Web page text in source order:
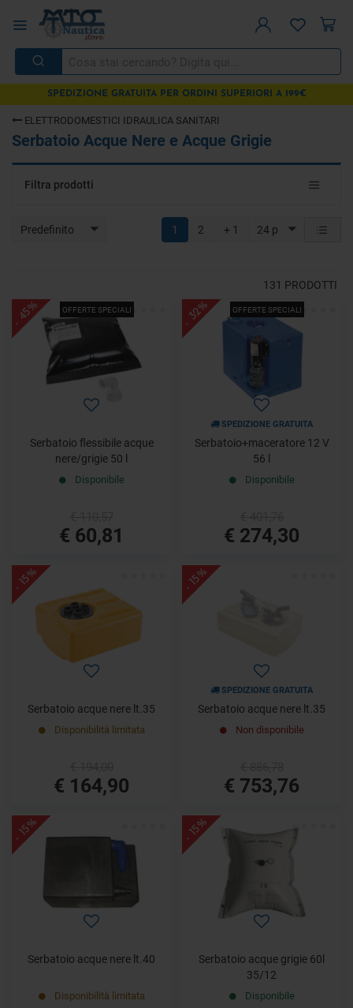
SPEDIZIONE GRATUITA PER ORDINI SUPERIORI A 199€
ELETTRODOMESTICI IDRAULICA SANITARI
Serbatoio Acque Nere e Acque Grigie
Toggle
Filtra prodotti
Predefinito 24 p
1 2 + 1
131 PRODOTTI
OFFERTE SPECIALI
- 45%
Serbatoio flessibile acque
nere/grigie 50 l
Disponibile
€ 60,81
OFFERTE SPECIALI
- 32%
SPEDIZIONE GRATUITA
Serbatoio+maceratore 12 V
56 l
Disponibile
€ 274,30
- 15%
Serbatoio acque nere lt.35
Disponibilità limitata
€ 164,90
- 15%
SPEDIZIONE GRATUITA
Serbatoio acque nere lt.35
Non disponibile
€ 753,76
- 15%
Serbatoio acque nere lt.40
Disponibilità limitata
- 15%
Serbatoio acque grigie 60l
35/12
Disponibile